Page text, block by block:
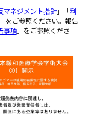
マネジメント指針」「利
をご参照ください。報告
事項」をご参照くださ